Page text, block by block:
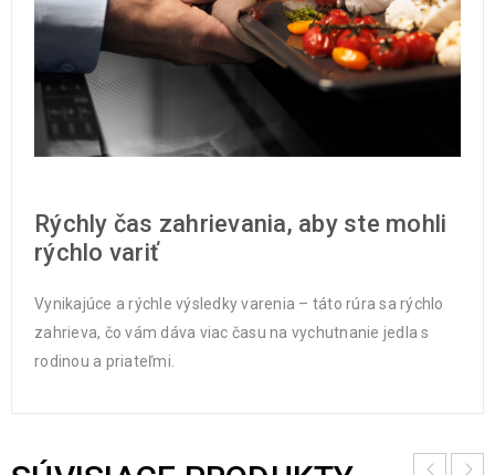
Rýchly čas zahrievania, aby ste mohli
rýchlo variť
Vynikajúce a rýchle výsledky varenia – táto rúra sa rýchlo
zahrieva, čo vám dáva viac času na vychutnanie jedla s
rodinou a priateľmi.